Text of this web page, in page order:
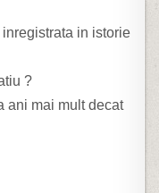
in istorie
?
ani mai mult decat